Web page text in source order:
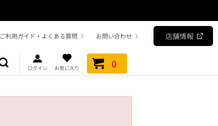
ご利用ガイド・よくある質問 お問い合わせ 店舗情報
ログイン お気に入り 0